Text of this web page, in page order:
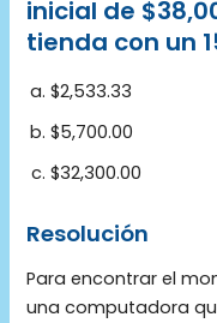
inicial de
tienda con un
$2,533.33
$5,700.00
$32,300.00
Resolución
Para encontrar el
una computadora